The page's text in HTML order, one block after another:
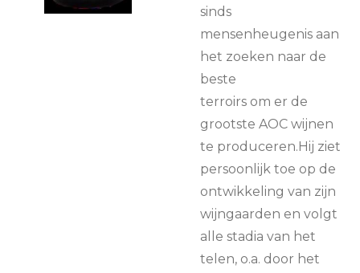
sinds
mensenheugenis aan
het zoeken naar de
beste
terroirs om er de
grootste AOC wijnen
te produceren.Hij ziet
persoonlijk toe op de
ontwikkeling van zijn
wijngaarden en volgt
alle stadia van het
telen, o.a. door het